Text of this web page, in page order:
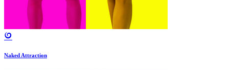
Naked Attraction